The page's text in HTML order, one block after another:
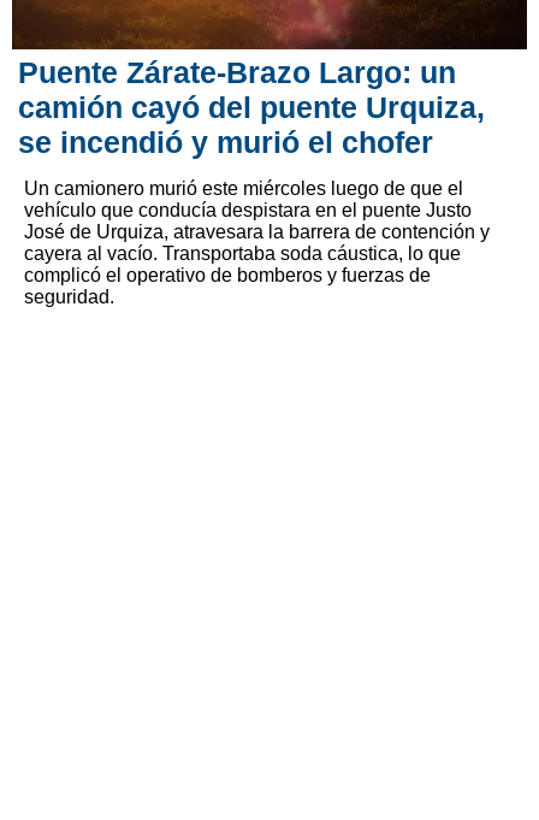
Puente Zárate-Brazo Largo: un
camión cayó del puente Urquiza,
se incendió y murió el chofer
Un camionero murió este miércoles luego de que el
vehículo que conducía despistara en el puente Justo
José de Urquiza, atravesara la barrera de contención y
cayera al vacío. Transportaba soda cáustica, lo que
complicó el operativo de bomberos y fuerzas de
seguridad.